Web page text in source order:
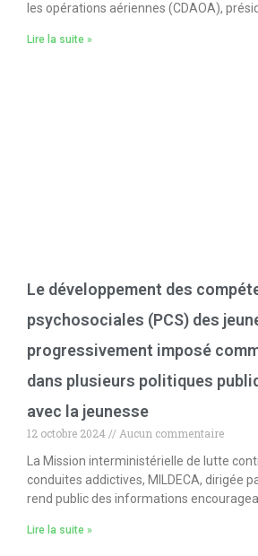
les opérations aériennes (CDAOA),
Lire la suite »
Le développement des
psychosociales (PCS) des
progressivement imposé
dans plusieurs politiques
avec la jeunesse
12 octobre 2024
Aucun commentaire
La Mission interministérielle de lutte
conduites addictives, MILDECA, dirigée
rend public des informations
Lire la suite »